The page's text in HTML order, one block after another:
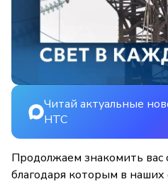
Читай актуальные
НТС
Продолжаем знакомить вас
благодаря которым в наших